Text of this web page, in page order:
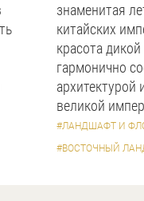
знаменитая
китайских
красота
гармонично
архитектурой
великой
#ЛАНДШАФТ И
#ВОСТОЧНЫЙ